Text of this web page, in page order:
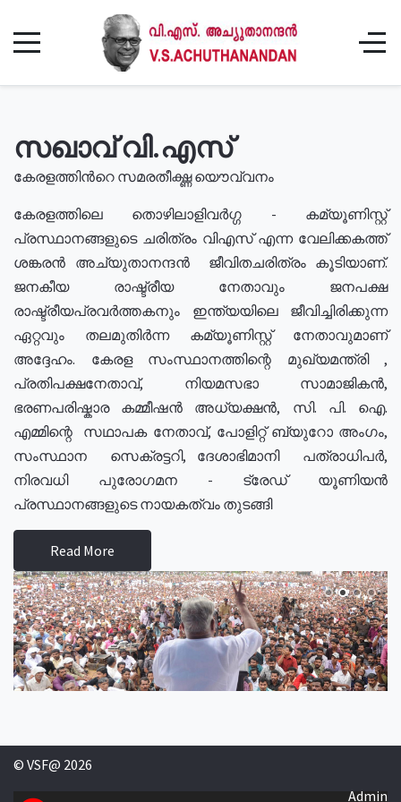
സഖാവ് വി.എസ്
കേരളത്തിൻറെ സമരതീക്ഷ്ണ യൌവ്വനം
കേരളത്തിലെ തൊഴിലാളിവർഗ്ഗ - കമ്യൂണിസ്റ്റ്
പ്രസ്ഥാനങ്ങളുടെ ചരിത്രം വിഎസ് എന്ന വേലിക്കകത്ത്
ശങ്കരൻ അച്യുതാനന്ദൻ ജീവിതചരിത്രം കൂടിയാണ്.
ജനകീയ രാഷ്ട്രീയ നേതാവും ജനപക്ഷ
രാഷ്ട്രീയപ്രവർത്തകനും ഇന്ത്യയിലെ ജീവിച്ചിരിക്കുന്ന
ഏറ്റവും തലമുതിർന്ന കമ്യൂണിസ്റ്റ് നേതാവുമാണ്
അദ്ദേഹം. കേരള സംസ്ഥാനത്തിന്റെ മുഖ്യമന്ത്രി ,
പ്രതിപക്ഷനേതാവ്, നിയമസഭാ സാമാജികൻ,
ഭരണപരിഷ്കാര കമ്മീഷൻ അധ്യക്ഷൻ, സി. പി. ഐ.
എമ്മിന്റെ സഥാപക നേതാവ്, പോളിറ്റ് ബ്യുറോ അംഗം,
സംസ്ഥാന സെക്രട്ടറി, ദേശാഭിമാനി പത്രാധിപർ,
നിരവധി പുരോഗമന - ട്രേഡ് യൂണിയൻ
പ്രസ്ഥാനങ്ങളുടെ നായകത്വം തുടങ്ങി
Read More
© VSF@ 2026
Admin